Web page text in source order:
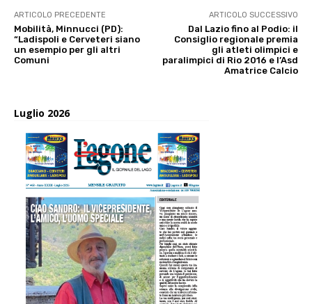
ARTICOLO PRECEDENTE
Mobilità, Minnucci (PD):
“Ladispoli e Cerveteri siano
un esempio per gli altri
Comuni
ARTICOLO SUCCESSIVO
Dal Lazio fino al Podio: il
Consiglio regionale premia
gli atleti olimpici e
paralimpici di Rio 2016 e l’Asd
Amatrice Calcio
Luglio 2026